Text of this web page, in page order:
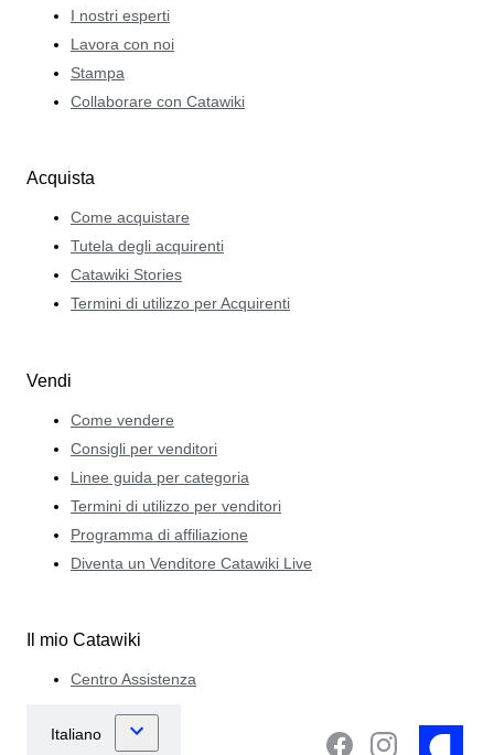
I nostri esperti
Lavora con noi
Stampa
Collaborare con Catawiki
Acquista
Come acquistare
Tutela degli acquirenti
Catawiki Stories
Termini di utilizzo per Acquirenti
Vendi
Come vendere
Consigli per venditori
Linee guida per categoria
Termini di utilizzo per venditori
Programma di affiliazione
Diventa un Venditore Catawiki Live
Il mio Catawiki
Centro Assistenza